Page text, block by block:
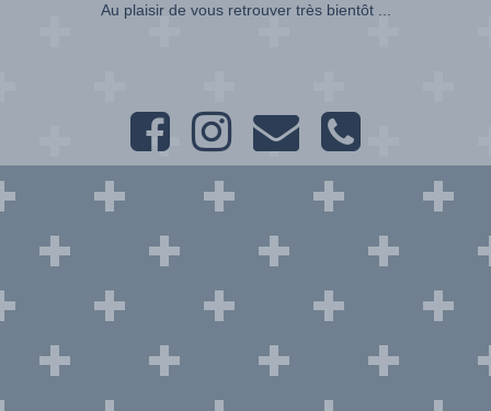
Au plaisir de vous retrouver très bientôt ...